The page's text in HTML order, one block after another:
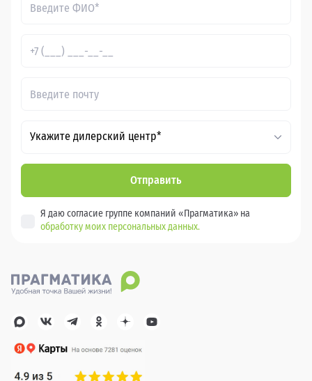
Укажите дилерский центр*
Отправить
Я даю согласие группе компаний «Прагматика» на
обработку моих персональных данных.